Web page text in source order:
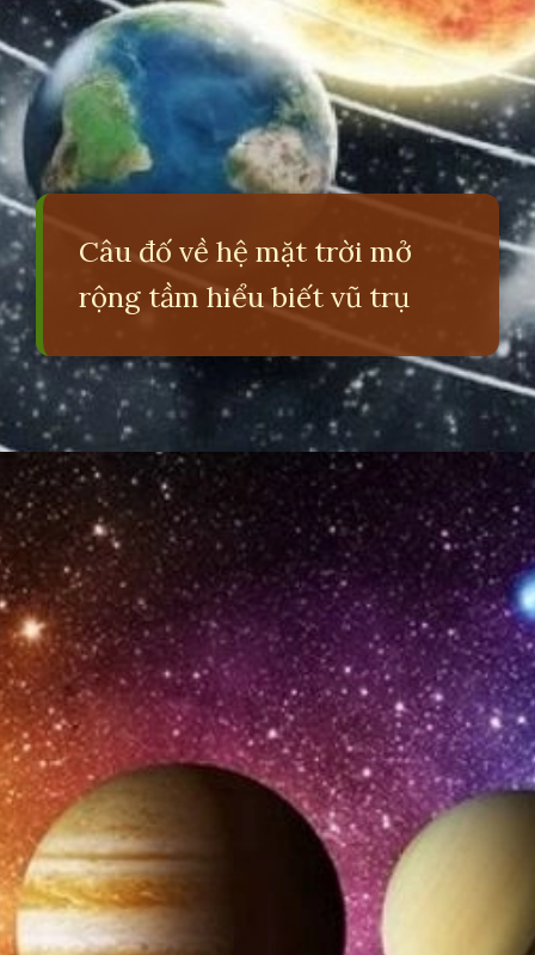
Câu đố về hệ mặt trời mở
rộng tầm hiểu biết vũ trụ
Đang mở https://erci.edu.vn/cau-do-ve-hanh-tinh